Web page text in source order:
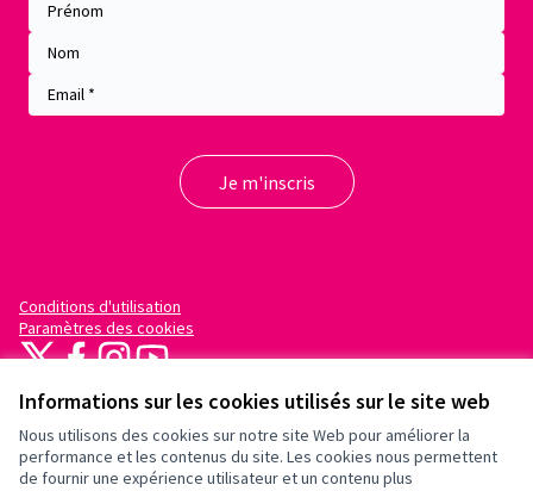
Informations sur les cookies utilisés sur le site web
Nous utilisons des cookies sur notre site Web pour améliorer la
performance et les contenus du site. Les cookies nous permettent
de fournir une expérience utilisateur et un contenu plus
Conditions d'utilisation
Paramètres des cookies
X
FacebookInstagram
YouTube